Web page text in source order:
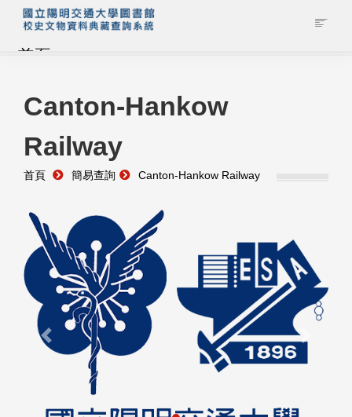
首頁
藏品查詢
校史館簡介
藏品清單全覽
資料調閱申請
管理者登入
Canton-Hankow
Railway
首頁 簡易查詢 Canton-Hankow Railway
Previous Next